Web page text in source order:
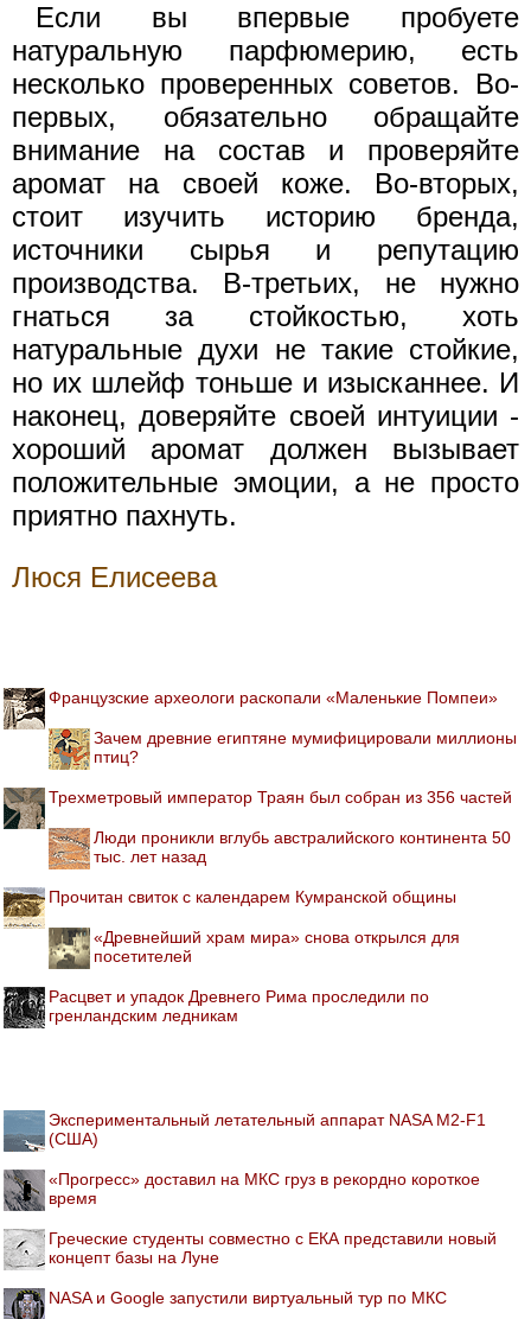
Если вы впервые пробуете
натуральную парфюмерию, есть
несколько проверенных советов. Во-
первых, обязательно обращайте
внимание на состав и проверяйте
аромат на своей коже. Во-вторых,
стоит изучить историю бренда,
источники сырья и репутацию
производства. В-третьих, не нужно
гнаться за стойкостью, хоть
натуральные духи не такие стойкие,
но их шлейф тоньше и изысканнее. И
наконец, доверяйте своей интуиции -
хороший аромат должен вызывает
положительные эмоции, а не просто
приятно пахнуть.
Люся Елисеева
Французские археологи раскопали «Маленькие Помпеи»
Зачем древние египтяне мумифицировали миллионы
птиц?
Трехметровый император Траян был собран из 356 частей
Люди проникли вглубь австралийского континента 50
тыс. лет назад
Прочитан свиток с календарем Кумранской общины
«Древнейший храм мира» снова открылся для
посетителей
Расцвет и упадок Древнего Рима проследили по
гренландским ледникам
Экспериментальный летательный аппарат NASA M2-F1
(США)
«Прогресс» доставил на МКС груз в рекордно короткое
время
Греческие студенты совместно с ЕКА представили новый
концепт базы на Луне
NASA и Google запустили виртуальный тур по МКС